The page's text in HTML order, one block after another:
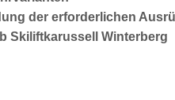
der erforderlichen
Skiliftkarussell Winterberg